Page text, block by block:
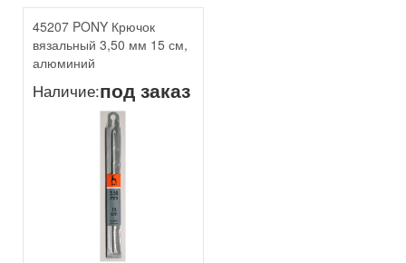
45207 PONY Крючок
вязальный 3,50 мм 15 см,
алюминий
Наличие:под заказ